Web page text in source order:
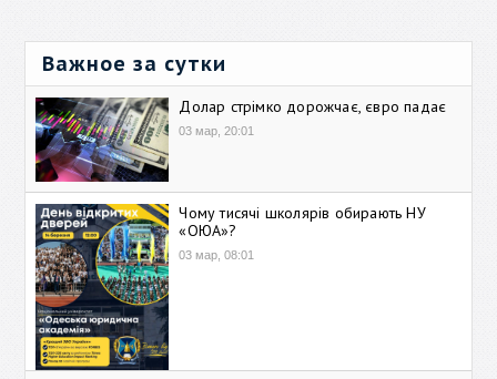
Важное за сутки
Долар стрімко дорожчає, євро падає
03 мар, 20:01
Чому тисячі школярів обирають НУ
«ОЮА»?
03 мар, 08:01